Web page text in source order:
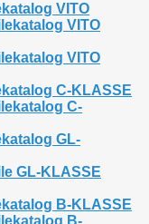
VITO
VITO
VITO
C-KLASSE
C-
GL-
GL-KLASSE
B-KLASSE